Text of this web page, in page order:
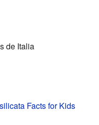
de Italia
Facts for Kids